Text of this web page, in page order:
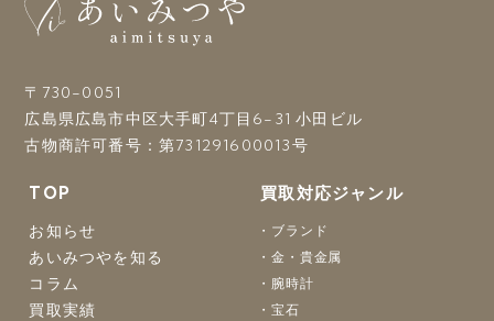
〒730-0051
広島県広島市中区大手町4丁目6-31 小田ビル
古物商許可番号：第731291600013号
TOP
お知らせ
あいみつやを知る
コラム
買取実績
買取対応ジャンル
ブランド
金・貴金属
腕時計
宝石